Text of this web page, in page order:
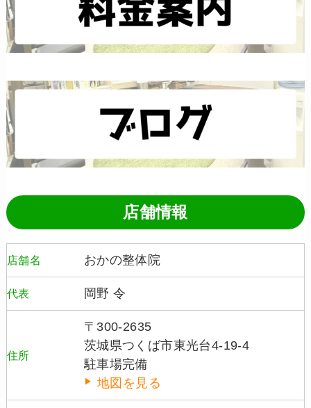
店舗情報
店舗名 おかの整体院
代表 岡野 令
住所
〒300-2635
茨城県つくば市東光台4-19-4
駐車場完備
地図を見る